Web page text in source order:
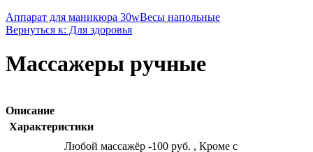
Аппарат для маникюра 30wВесы напольные
Вернуться к: Для здоровья
Массажеры ручные
Описание
Характеристики
Любой массажёр -100 руб. , Кроме с